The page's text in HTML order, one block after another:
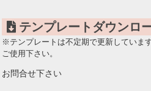
テンプレートダウンロ
※テンプレートは不定期で更新していま
ご使用下さい。
お問合せ下さい